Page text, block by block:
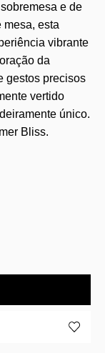
e de
mesa, esta
vibrante
da
gestos precisos
vertido
único.
Bliss.